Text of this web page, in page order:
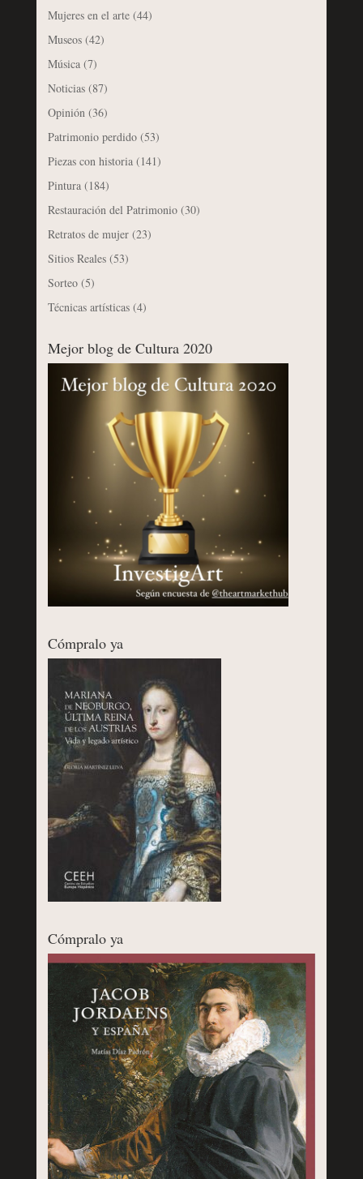
Mujeres en el arte(44)
Museos(42)
Música(7)
Noticias(87)
Opinión(36)
Patrimonio perdido(53)
Piezas con historia(141)
Pintura(184)
Restauración del Patrimonio(30)
Retratos de mujer(23)
Sitios Reales(53)
Sorteo(5)
Técnicas artísticas(4)
Mejor blog de Cultura 2020
Cómpralo ya
Cómpralo ya